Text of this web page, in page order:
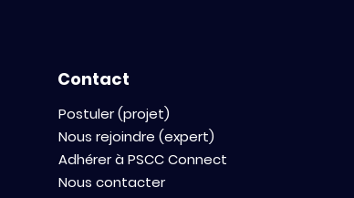
Contact
Postuler (projet)
Nous rejoindre (expert)
Adhérer à PSCC Connect
Nous contacter